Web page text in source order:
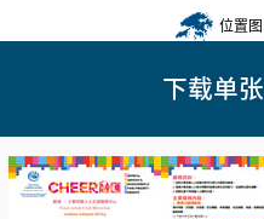
位置图
下载单张